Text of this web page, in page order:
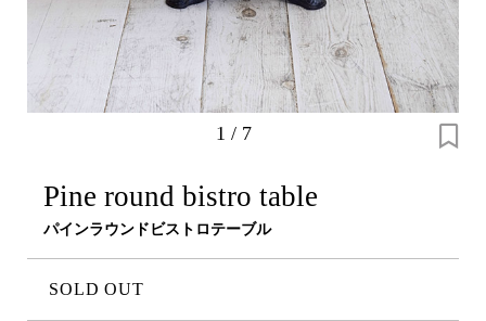
1 / 7
Pine round bistro table
パインラウンドビストロテーブル
SOLD OUT